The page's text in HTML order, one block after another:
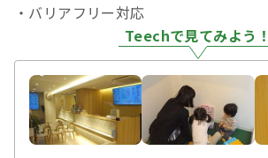
・バリアフリー対応
Teechで見てみよう！